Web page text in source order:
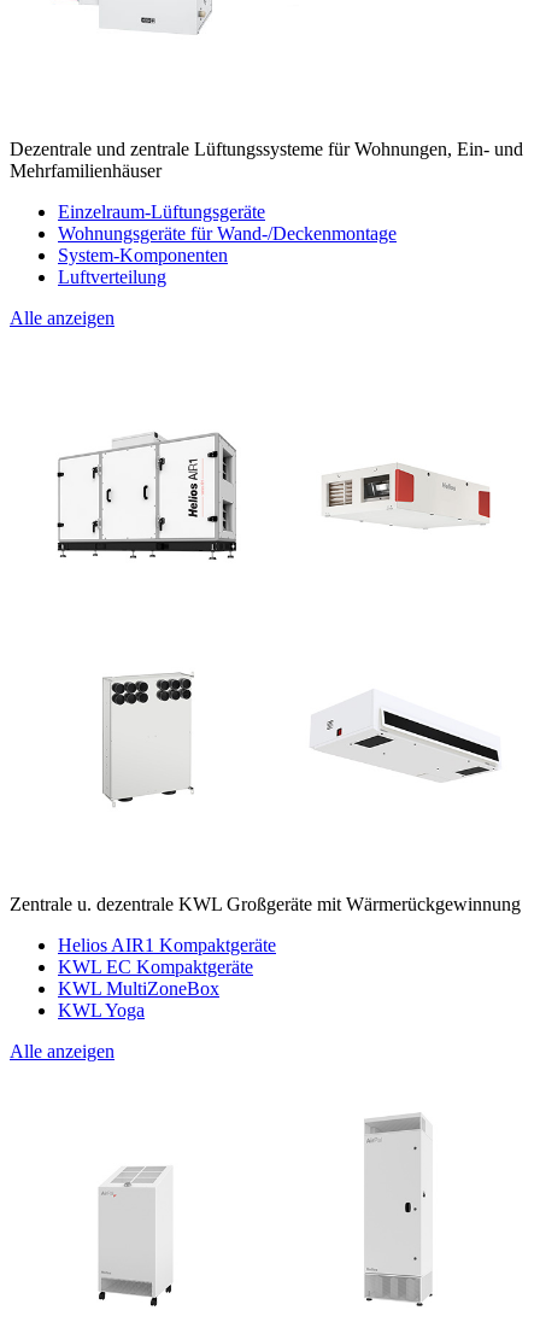
Dezentrale und zentrale Lüftungssysteme für Wohnungen, Ein- und
Mehrfamilienhäuser
Einzelraum-Lüftungsgeräte
Wohnungsgeräte für Wand-/Deckenmontage
System-Komponenten
Luftverteilung
Alle anzeigen
Zentrale u. dezentrale KWL Großgeräte mit Wärmerückgewinnung
Helios AIR1 Kompaktgeräte
KWL EC Kompaktgeräte
KWL MultiZoneBox
KWL Yoga
Alle anzeigen